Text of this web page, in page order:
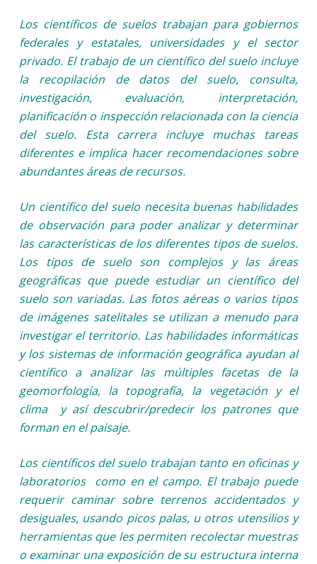
Los científicos de suelos trabajan para gobiernos
federales y estatales, universidades y el sector
privado. El trabajo de un científico del suelo incluye
la recopilación de datos del suelo, consulta,
investigación, evaluación, interpretación,
planificación o inspección relacionada con la ciencia
del suelo. Esta carrera incluye muchas tareas
diferentes e implica hacer recomendaciones sobre
abundantes áreas de recursos.
Un científico del suelo necesita buenas habilidades
de observación para poder analizar y determinar
las características de los diferentes tipos de suelos.
Los tipos de suelo son complejos y las áreas
geográficas que puede estudiar un científico del
suelo son variadas. Las fotos aéreas o varios tipos
de imágenes satelitales se utilizan a menudo para
investigar el territorio. Las habilidades informáticas
y los sistemas de información geográfica ayudan al
científico a analizar las múltiples facetas de la
geomorfología, la topografía, la vegetación y el
clima y así descubrir/predecir los patrones que
forman en el paisaje.
Los científicos del suelo trabajan tanto en oficinas y
laboratorios como en el campo. El trabajo puede
requerir caminar sobre terrenos accidentados y
desiguales, usando picos palas, u otros utensilios y
herramientas que les permiten recolectar muestras
o examinar una exposición de su estructura interna